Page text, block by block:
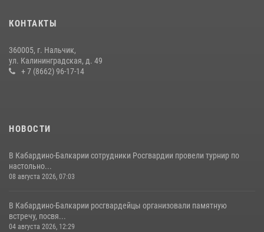
В Кабардино-Балкарии при силовой поддержке Росгвардии изъяты
оружие и наркотические средства
КОНТАКТЫ
360005, г. Нальчик,
ул. Калининградская, д. 49
+ 7 (8662) 96-17-14
НОВОСТИ
В Кабардино-Балкарии сотрудники Росгвардии провели турнир по
настольно...
08 августа 2026, 07:03
В Кабардино-Балкарии росгвардейцы организовали памятную
встречу, посвя...
04 августа 2026, 12:29